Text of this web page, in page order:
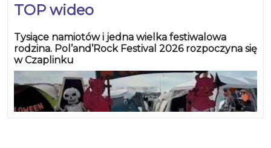
TOP wideo
Tysiące namiotów i jedna wielka festiwalowa
rodzina. Pol’and’Rock Festival 2026 rozpoczyna się
w Czaplinku